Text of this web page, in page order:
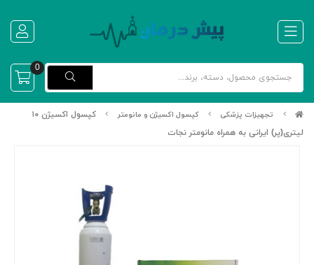
0
تجهیزات پزشکی کپسول اکسیژن و مانومتر
کپسول اکسیژن ۱۰
لیتری(پر) ایرانی به همراه مانومتر نجات